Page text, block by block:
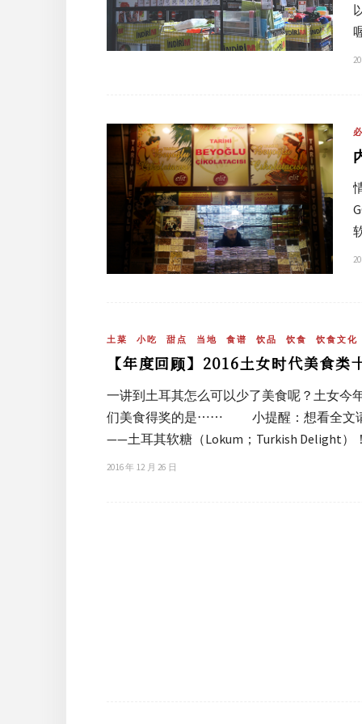
土菜 小吃 甜点 当地 食谱 饮品 饮食 饮食文化
【年度回顾】2016土女时代美食类
一讲到土耳其怎么可以少了美食呢？土女今
们美食得奖的是⋯⋯ 小提醒：想看全文请
——土耳其软糖（Lokum；Turkish Delight
2016 年 12 月 26 日